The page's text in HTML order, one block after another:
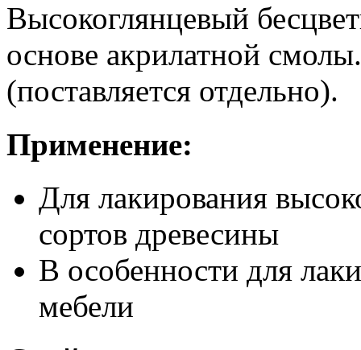
Высокоглянцевый
основе акрилатной
(поставляется отдельно).
Применение:
Для лакирования
сортов древесины
В особенности для
мебели